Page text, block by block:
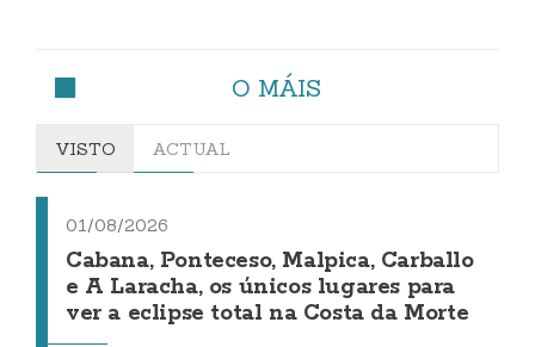
O MÁIS
VISTO ACTUAL
01/08/2026
Cabana, Ponteceso, Malpica, Carballo
e A Laracha, os únicos lugares para
ver a eclipse total na Costa da Morte